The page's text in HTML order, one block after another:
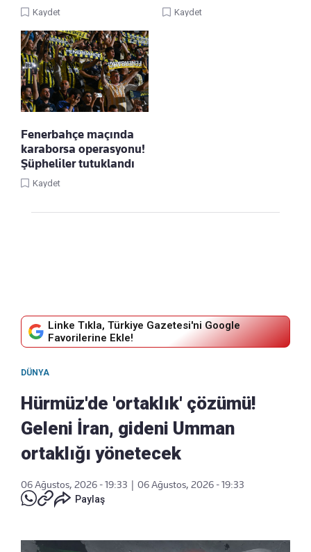
Kaydet Kaydet
Fenerbahçe maçında
karaborsa operasyonu!
Şüpheliler tutuklandı
Kaydet
Linke Tıkla, Türkiye Gazetesi'ni Google
Favorilerine Ekle!
DÜNYA
Hürmüz'de 'ortaklık' çözümü!
Geleni İran, gideni Umman
ortaklığı yönetecek
06 Ağustos, 2026 - 19:33 | 06 Ağustos, 2026 - 19:33
Paylaş